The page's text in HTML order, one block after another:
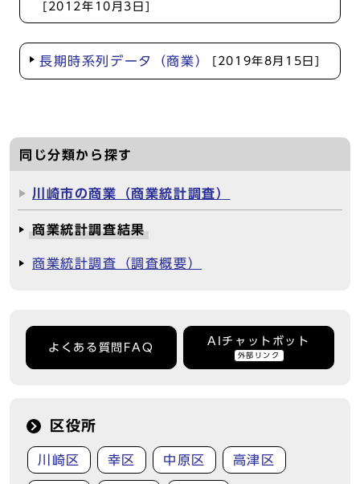
[2012年10月3日]
長期時系列データ（商業） [2019年8月15日]
同じ分類から探す
川崎市の商業（商業統計調査）
商業統計調査結果
商業統計調査（調査概要）
よくある質問FAQ
AIチャットボット
外部リンク
区役所
川崎区 幸区 中原区 高津区